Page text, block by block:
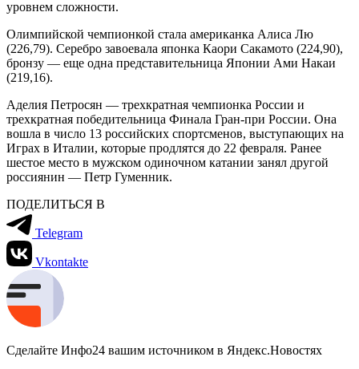
уровнем сложности.
Олимпийской чемпионкой стала американка Алиса Лю
(226,79). Серебро завоевала японка Каори Сакамото (224,90),
бронзу — еще одна представительница Японии Ами Накаи
(219,16).
Аделия Петросян — трехкратная чемпионка России и
трехкратная победительница Финала Гран-при России. Она
вошла в число 13 российских спортсменов, выступающих на
Играх в Италии, которые продлятся до 22 февраля. Ранее
шестое место в мужском одиночном катании занял другой
россиянин — Петр Гуменник.
ПОДЕЛИТЬСЯ В
Telegram
Vkontakte
Сделайте Инфо24 вашим источником в Яндекс.Новостях